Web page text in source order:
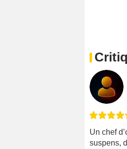
Un chef
suspens,